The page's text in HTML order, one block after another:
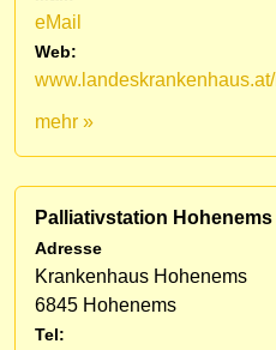
eMail
Web:
mehr »
Palliativstation Hohenems
Adresse
Krankenhaus Hohenems
6845 Hohenems
Tel: